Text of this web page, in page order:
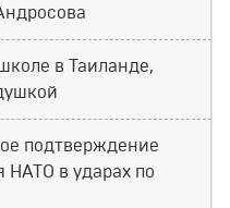
в Таиланде,
подтверждение
НАТО в ударах по